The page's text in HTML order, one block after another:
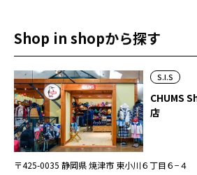
Shop in shopから探す
S.I.S
CHUMS
店
〒425-0035 静岡県 焼津市 東小川６丁目６−４